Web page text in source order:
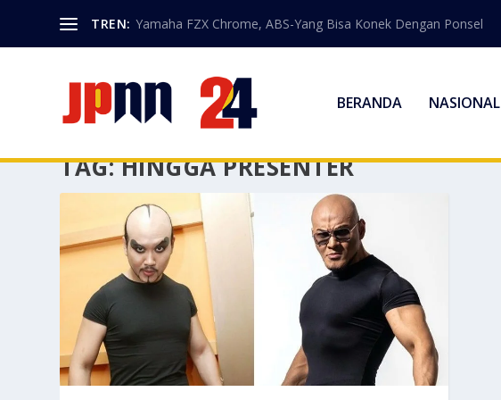
TREN: Yamaha FZX Chrome, ABS-Yang Bisa Konek Dengan Ponsel
BERANDA NASIONAL
TAG:HINGGA PRESENTER